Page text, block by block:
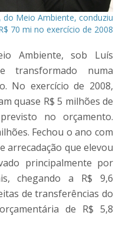
do Meio Ambiente, conduziu
70 mi no exercício de 2008
Ambiente, sob Luís
transformado numa
No exercício de 2008,
quase R$ 5 milhões de
no orçamento.
Fechou o ano com
arrecadação que elevou
principalmente por
chegando a R$ 9,6
de transferências do
de R$ 5,8